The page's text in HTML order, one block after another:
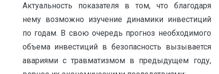
Актуальность показателя в том, что благодаря
нему возможно изучение динамики инвестиций
по годам. В свою очередь прогноз необходимого
объема инвестиций в безопасность вызывается
авариями с травматизмом в предыдущем году,